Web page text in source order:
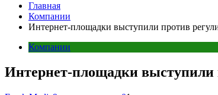
Главная
Компании
Интернет-площадки выступили против
Компании
Интернет-площадки выступили